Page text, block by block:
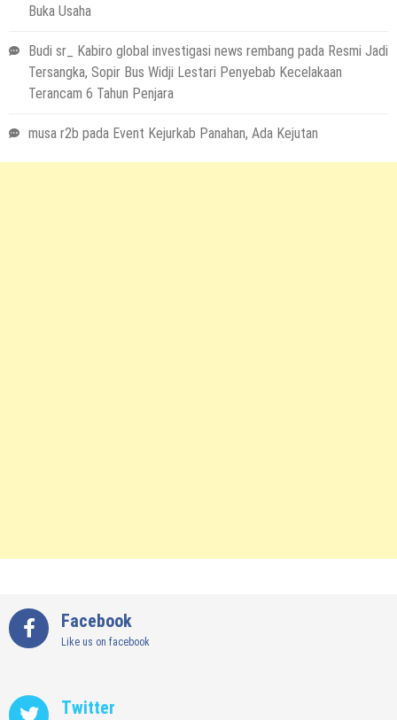
Buka Usaha
Budi sr_ Kabiro global investigasi news rembang pada Resmi Jadi
Tersangka, Sopir Bus Widji Lestari Penyebab Kecelakaan
Terancam 6 Tahun Penjara
musa r2b pada Event Kejurkab Panahan, Ada Kejutan
Facebook
Like us on facebook
Twitter